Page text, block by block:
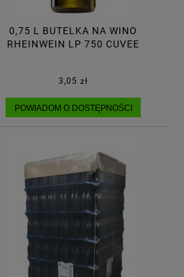
0,75 L BUTELKA NA WINO
RHEINWEIN LP 750 CUVEE
3,05 zł
POWIADOM O DOSTĘPNOŚCI